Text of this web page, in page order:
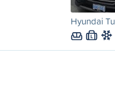
Hyundai
L